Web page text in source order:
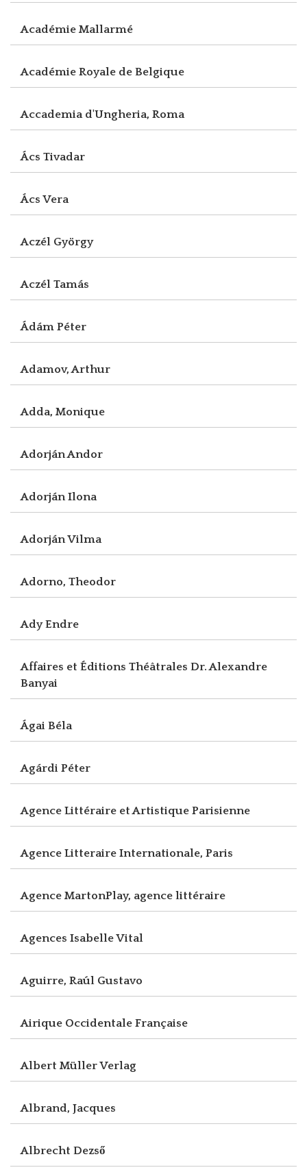
Académie Mallarmé
Académie Royale de Belgique
Accademia d'Ungheria, Roma
Ács Tivadar
Ács Vera
Aczél György
Aczél Tamás
Ádám Péter
Adamov, Arthur
Adda, Monique
Adorján Andor
Adorján Ilona
Adorján Vilma
Adorno, Theodor
Ady Endre
Affaires et Éditions Théâtrales Dr. Alexandre
Banyai
Ágai Béla
Agárdi Péter
Agence Littéraire et Artistique Parisienne
Agence Litteraire Internationale, Paris
Agence MartonPlay, agence littéraire
Agences Isabelle Vital
Aguirre, Raúl Gustavo
Airique Occidentale Française
Albert Müller Verlag
Albrand, Jacques
Albrecht Dezső